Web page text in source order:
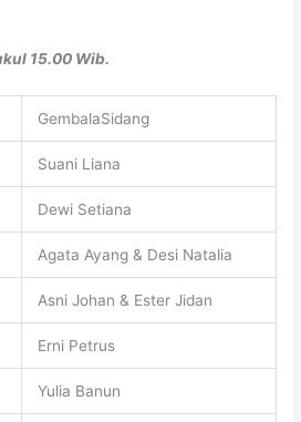
15.00 Wib.
GembalaSidang
Suani Liana
Dewi Setiana
Agata Ayang & Desi Natalia
Asni Johan & Ester Jidan
Erni Petrus
Yulia Banun